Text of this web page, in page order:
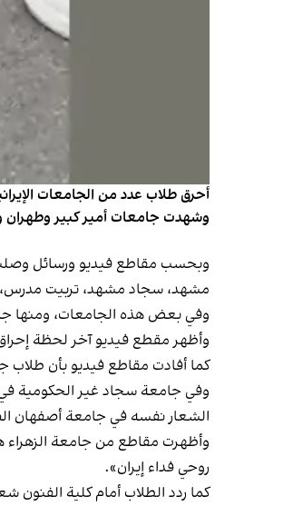
أحرق طلاب عدد من الجامعات
وشهدت جامعات أمير كبير وطهران
مشهد، سجاد مشهد، تربيت مدرس،
وفي بعض هذه الجامعات، ومنها
وأظهر مقطع فيديو آخر لحظة
كما أفادت مقاطع فيديو بأن
وفي جامعة سجاد غير الحكومية في
الشعار نفسه في جامعة أصفهان
وأظهرت مقاطع من جامعة الزهراء
روحي فداء إيران».
كما ردد الطلاب أمام كلية الفنون